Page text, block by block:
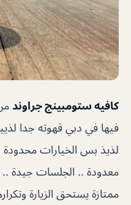
كافيه ستومبينج جراوند
فيها في دبي قهوته جدا
لذيذ بس الخيارات محدودة
معدودة .. الجلسات جيدة ..
ممتازة يستحق الزيارة